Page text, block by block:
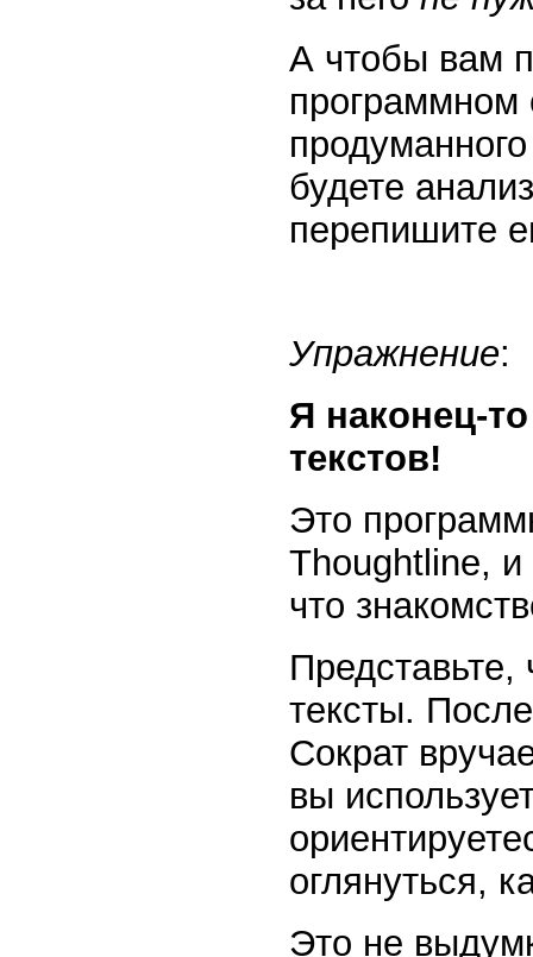
А чтобы вам
программном
будете
перепишите
Упражнение:
Я наконец-
текстов!
Это
Thoughtline,
что
Представьте,
тексты.
Сократ
вы
оглянуться,
Это не